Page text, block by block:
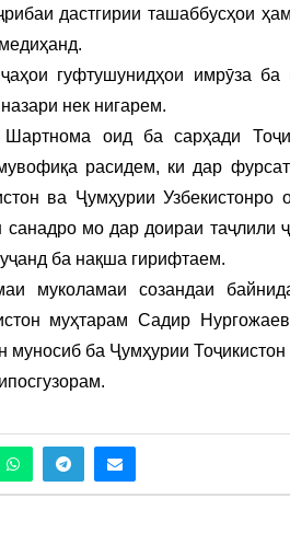
дастгирии ташаббусҳои
гуфтушунидҳои имрӯза
нек нигарем.
оид ба сарҳади
расидем, ки дар
ва Ҷумҳурии
мо дар доираи таҷлили
ба нақша гирифтаем.
муколамаи созандаи
муҳтарам Садир
муносиб ба Ҷумҳурии